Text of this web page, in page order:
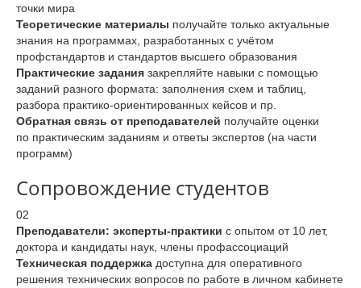
точки мира
Теоретические материалы получайте только актуальные
знания на программах, разработанных с учётом
профстандартов и стандартов высшего образования
Практические задания закрепляйте навыки с помощью
заданий разного формата: заполнения схем и таблиц,
разбора практико-ориентированных кейсов и пр.
Обратная связь от преподавателей получайте оценки
по практическим заданиям и ответы экспертов (на части
программ)
Сопровождение студентов
02
Преподаватели: эксперты-практики с опытом от 10 лет,
доктора и кандидаты наук, члены профассоциаций
Техническая поддержка доступна для оперативного
решения технических вопросов по работе в личном кабинете